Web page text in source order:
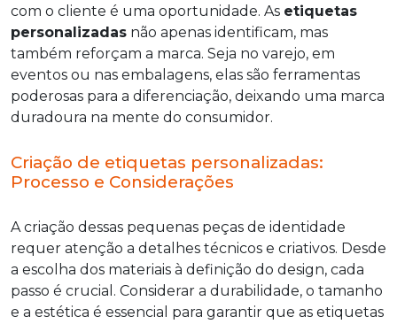
com o cliente é uma oportunidade. As etiquetas
personalizadas não apenas identificam, mas
também reforçam a marca. Seja no varejo, em
eventos ou nas embalagens, elas são ferramentas
poderosas para a diferenciação, deixando uma marca
duradoura na mente do consumidor.
Criação de etiquetas personalizadas:
Processo e Considerações
A criação dessas pequenas peças de identidade
requer atenção a detalhes técnicos e criativos. Desde
a escolha dos materiais à definição do design, cada
passo é crucial. Considerar a durabilidade, o tamanho
e a estética é essencial para garantir que as etiquetas